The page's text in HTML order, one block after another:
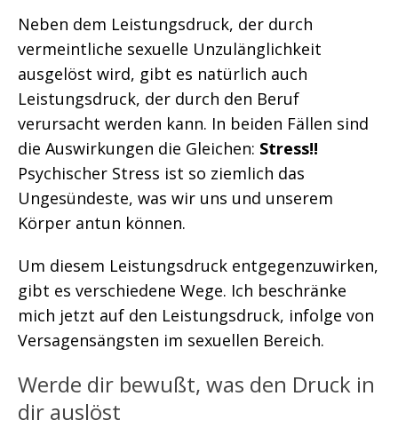
Neben dem Leistungsdruck, der durch
vermeintliche sexuelle Unzulänglichkeit
ausgelöst wird, gibt es natürlich auch
Leistungsdruck, der durch den Beruf
verursacht werden kann. In beiden Fällen sind
die Auswirkungen die Gleichen: Stress!!
Psychischer Stress ist so ziemlich das
Ungesündeste, was wir uns und unserem
Körper antun können.
Um diesem Leistungsdruck entgegenzuwirken,
gibt es verschiedene Wege. Ich beschränke
mich jetzt auf den Leistungsdruck, infolge von
Versagensängsten im sexuellen Bereich.
Werde dir bewußt, was den Druck in
dir auslöst